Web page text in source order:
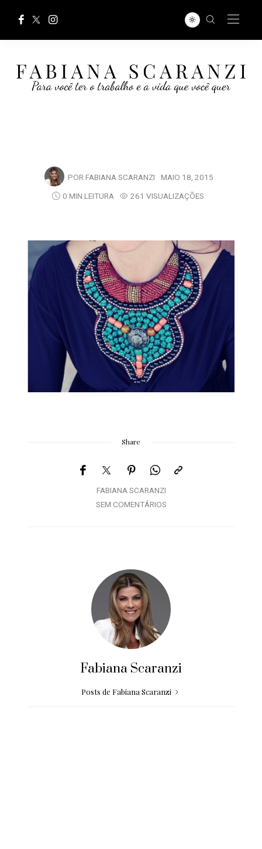
POR FABIANA SCARANZI MAIO 18, 2015
0 MIN LEITURA
261 VISUALIZAÇÕES
Share
FABIANA SCARANZI
SEM COMENTÁRIOS
Fabiana Scaranzi
Posts de Fabiana Scaranzi